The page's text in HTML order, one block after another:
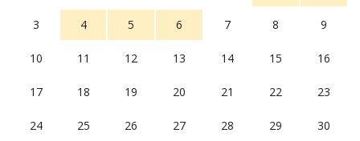
3 4 5 6 7 8 9
10 11 12 13 14 15 16
17 18 19 20 21 22 23
24 25 26 27 28 29 30